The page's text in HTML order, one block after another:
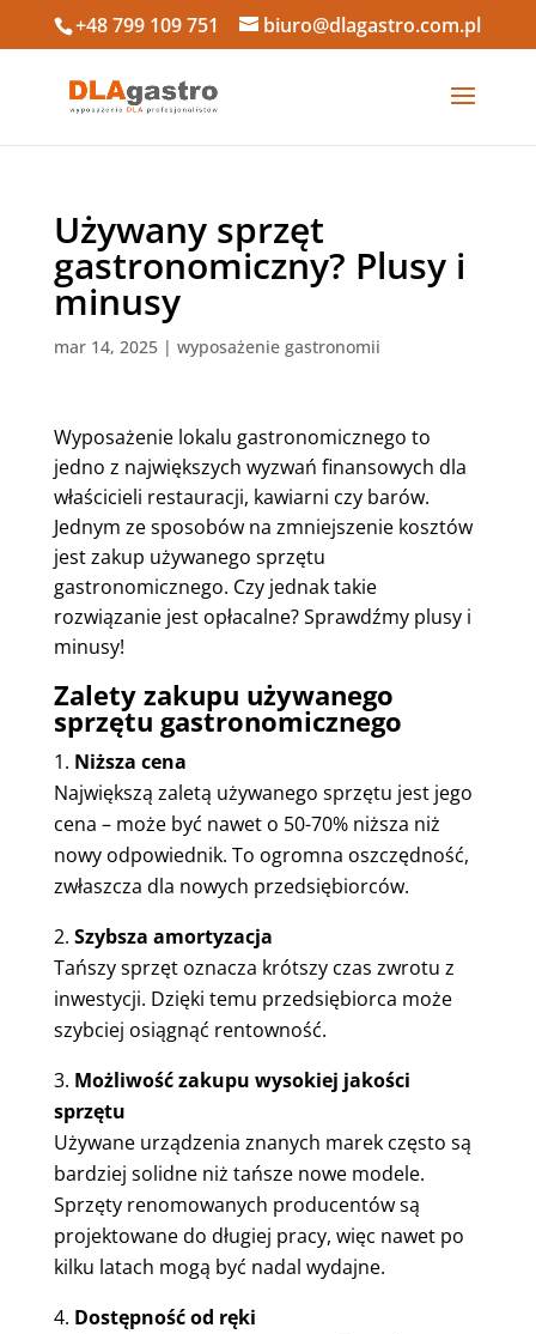
+48 799 109 751 biuro@dlagastro.com.pl
Używany sprzęt
gastronomiczny? Plusy i
minusy
mar 14, 2025| wyposażenie gastronomii
Wyposażenie lokalu gastronomicznego to
jedno z największych wyzwań finansowych dla
właścicieli restauracji, kawiarni czy barów.
Jednym ze sposobów na zmniejszenie kosztów
jest zakup używanego sprzętu
gastronomicznego. Czy jednak takie
rozwiązanie jest opłacalne? Sprawdźmy plusy i
minusy!
Zalety zakupu używanego
sprzętu gastronomicznego
Niższa cena
Największą zaletą używanego sprzętu jest jego
cena – może być nawet o 50-70% niższa niż
nowy odpowiednik. To ogromna oszczędność,
zwłaszcza dla nowych przedsiębiorców.
Szybsza amortyzacja
Tańszy sprzęt oznacza krótszy czas zwrotu z
inwestycji. Dzięki temu przedsiębiorca może
szybciej osiągnąć rentowność.
Możliwość zakupu wysokiej jakości
sprzętu
Używane urządzenia znanych marek często są
bardziej solidne niż tańsze nowe modele.
Sprzęty renomowanych producentów są
projektowane do długiej pracy, więc nawet po
kilku latach mogą być nadal wydajne.
Dostępność od ręki